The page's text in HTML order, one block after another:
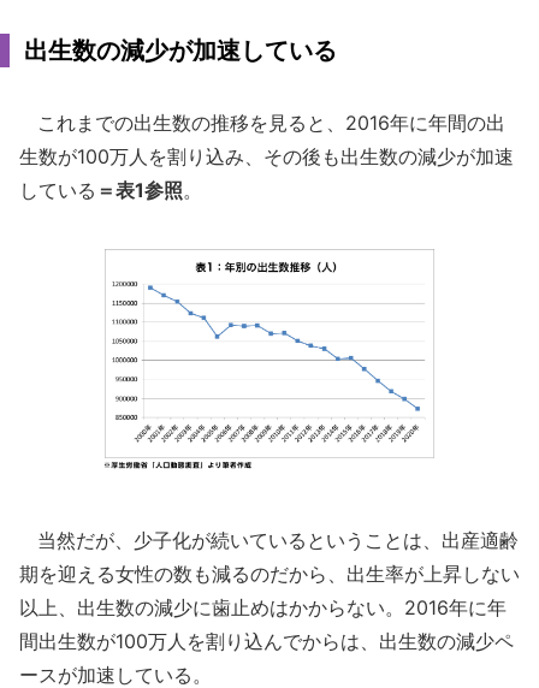
出生数の減少が加速している
これまでの出生数の推移を見ると、2016年に年間の出
生数が100万人を割り込み、その後も出生数の減少が加速
している ＝表1参照。
当然だが、少子化が続いているということは、出産適齢
期を迎える女性の数も減るのだから、出生率が上昇しない
以上、出生数の減少に歯止めはかからない。2016年に年
間出生数が100万人を割り込んでからは、出生数の減少ペ
ースが加速している。